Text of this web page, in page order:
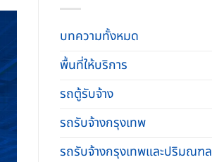
บทความทั้งหมด
พื้นที่ให้บริการ
รถตู้รับจ้าง
รถรับจ้างกรุงเทพ
รถรับจ้างกรุงเทพและปริมณฑล